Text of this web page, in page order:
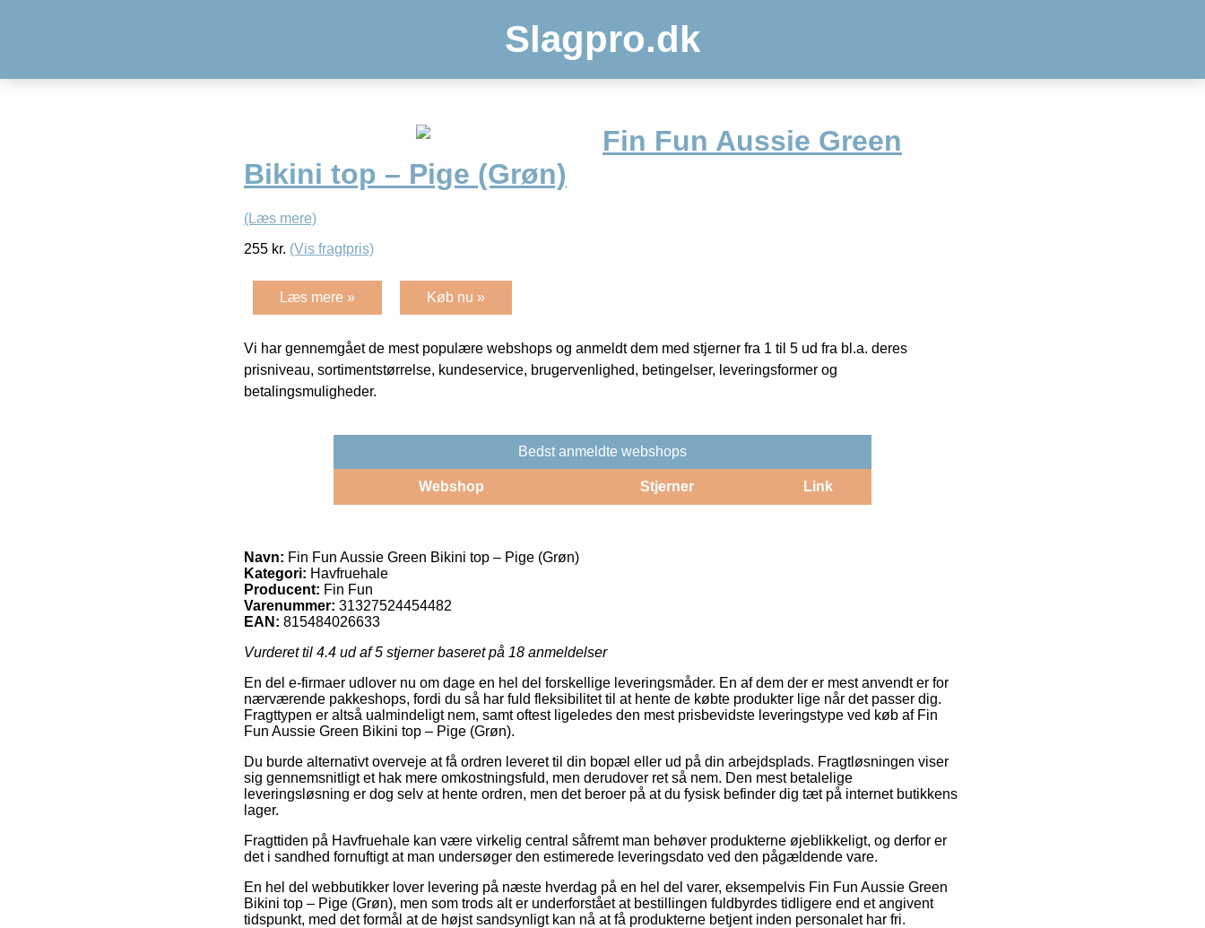
Slagpro.dk
Fin Fun Aussie Green
Bikini top – Pige (Grøn)
(Læs mere)
255 kr. (Vis fragtpris)
Læs mere » Køb nu »
Vi har gennemgået de mest populære webshops og anmeldt dem med stjerner fra 1 til 5 ud fra bl.a. deres
prisniveau, sortimentstørrelse, kundeservice, brugervenlighed, betingelser, leveringsformer og
betalingsmuligheder.
Bedst anmeldte webshops
Webshop Stjerner Link
Navn: Fin Fun Aussie Green Bikini top – Pige (Grøn)
Kategori: Havfruehale
Producent: Fin Fun
Varenummer: 31327524454482
EAN: 815484026633
Vurderet til 4.4 ud af 5 stjerner baseret på 18 anmeldelser
En del e-firmaer udlover nu om dage en hel del forskellige leveringsmåder. En af dem der er mest anvendt er for
nærværende pakkeshops, fordi du så har fuld fleksibilitet til at hente de købte produkter lige når det passer dig.
Fragttypen er altså ualmindeligt nem, samt oftest ligeledes den mest prisbevidste leveringstype ved køb af Fin
Fun Aussie Green Bikini top – Pige (Grøn).
Du burde alternativt overveje at få ordren leveret til din bopæl eller ud på din arbejdsplads. Fragtløsningen viser
sig gennemsnitligt et hak mere omkostningsfuld, men derudover ret så nem. Den mest betalelige
leveringsløsning er dog selv at hente ordren, men det beroer på at du fysisk befinder dig tæt på internet butikkens
lager.
Fragttiden på Havfruehale kan være virkelig central såfremt man behøver produkterne øjeblikkeligt, og derfor er
det i sandhed fornuftigt at man undersøger den estimerede leveringsdato ved den pågældende vare.
En hel del webbutikker lover levering på næste hverdag på en hel del varer, eksempelvis Fin Fun Aussie Green
Bikini top – Pige (Grøn), men som trods alt er underforstået at bestillingen fuldbyrdes tidligere end et angivent
tidspunkt, med det formål at de højst sandsynligt kan nå at få produkterne betjent inden personalet har fri.